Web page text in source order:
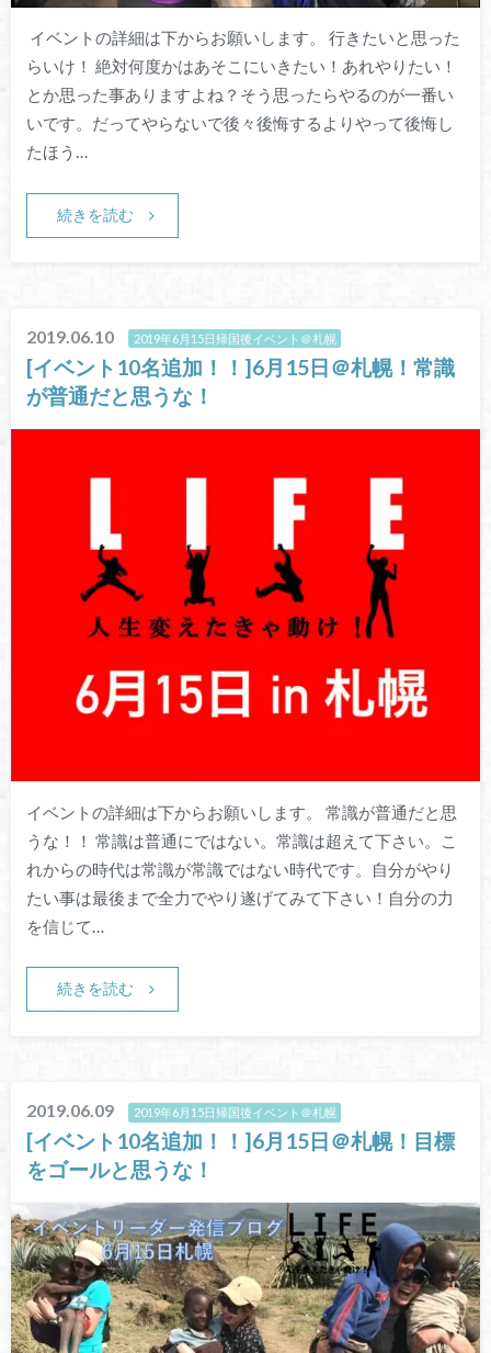
イベントの詳細は下からお願いします。 行きたいと思った
らいけ！ 絶対何度かはあそこにいきたい！あれやりたい！
とか思った事ありますよね？そう思ったらやるのが一番い
いです。だってやらないで後々後悔するよりやって後悔し
たほう…
続きを読む
2019.06.10 2019年6月15日帰国後イベント＠札幌
[イベント10名追加！！]6月15日＠札幌！常識
が普通だと思うな！
イベントの詳細は下からお願いします。 常識が普通だと思
うな！！ 常識は普通にではない。常識は超えて下さい。こ
れからの時代は常識が常識ではない時代です。自分がやり
たい事は最後まで全力でやり遂げてみて下さい！自分の力
を信じて…
続きを読む
2019.06.09 2019年6月15日帰国後イベント＠札幌
[イベント10名追加！！]6月15日＠札幌！目標
をゴールと思うな！